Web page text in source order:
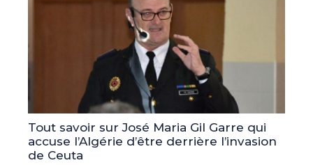
Tout savoir sur José Maria Gil Garre qui
accuse l’Algérie d’être derrière l’invasion
de Ceuta